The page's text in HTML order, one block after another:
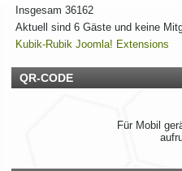
Wir laden euch recht
Funkertreffen vom 17.
Wir aktualisieren derzeit
Alle aktiven Mitglieder
Insgesam36162
Aktuell sind 6 Gäste und keine
Kubik-Rubik Joomla! Extensions
QR-CODE
Für Mobil